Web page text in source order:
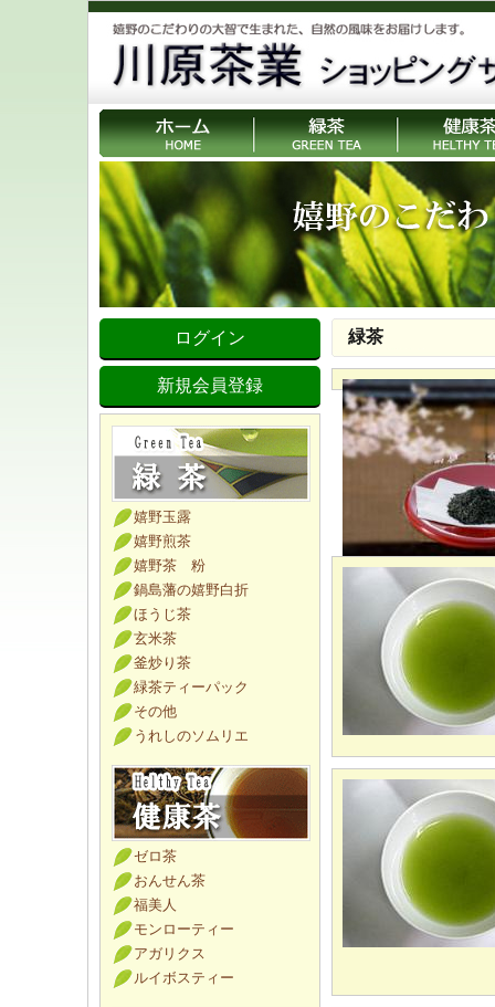
ログイン
新規会員登録
嬉野玉露
嬉野煎茶
嬉野茶 粉
鍋島藩の嬉野白折
ほうじ茶
玄米茶
釜炒り茶
緑茶ティーパック
その他
うれしのソムリエ
ゼロ茶
おんせん茶
福美人
モンローティー
アガリクス
ルイボスティー
緑茶